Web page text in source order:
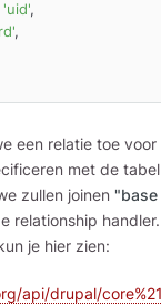
'uid',
,
een relatie toe
met de
zullen joinen
relationship
je hier zien:
api/drupal/